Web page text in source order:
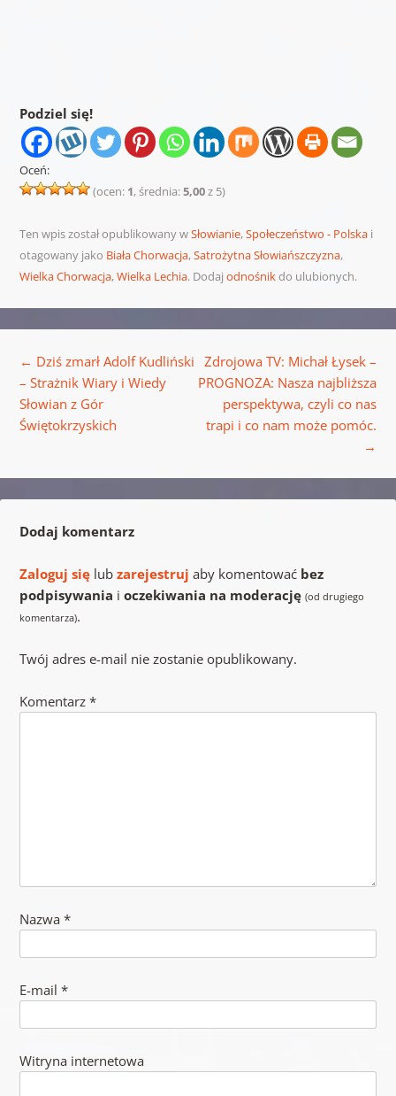
Podziel się!
Oceń:
(ocen: 1, średnia:5,00z 5)
Ten wpis został opublikowany wSłowianie,Społeczeństwo - Polskai
otagowany jako Biała Chorwacja,Satrożytna Słowiańszczyzna,
Wielka Chorwacja,Wielka Lechia. Dodaj odnośnikdo ulubionych.
← Dziś zmarł Adolf Kudliński
– Strażnik Wiary i Wiedy
Słowian z Gór
Świętokrzyskich
Zdrojowa TV: Michał Łysek –
PROGNOZA: Nasza najbliższa
perspektywa, czyli co nas
trapi i co nam może pomóc.
→
Dodaj komentarz
Zaloguj sięlub zarejestruj aby komentować bez
podpisywania i oczekiwania na moderację (od drugiego
komentarza).
Twój adres e-mail nie zostanie opublikowany.
Komentarz *
Nazwa *
E-mail *
Witryna internetowa